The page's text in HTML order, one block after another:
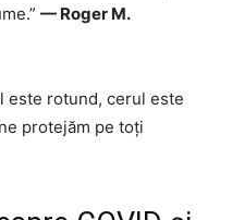
— Roger M.
este rotund, cerul este
protejăm pe toți